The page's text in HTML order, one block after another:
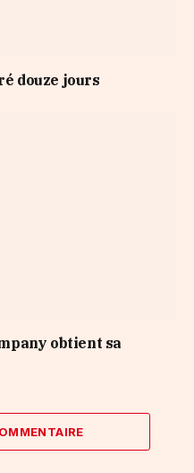
douze jours
obtient sa